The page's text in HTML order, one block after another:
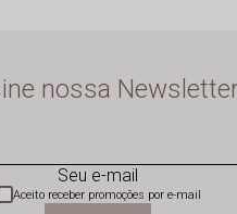
nossa
Seu e-mail
Aceito receber promoções por e-mail